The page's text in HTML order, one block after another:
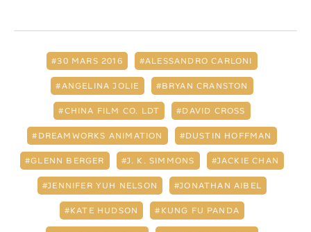
30 MARS 2016 ALESSANDRO CARLONI
ANGELINA JOLIE BRYAN CRANSTON
CHINA FILM CO. LDT DAVID CROSS
DREAMWORKS ANIMATION DUSTIN HOFFMAN
GLENN BERGER J. K. SIMMONS JACKIE CHAN
JENNIFER YUH NELSON JONATHAN AIBEL
KATE HUDSON KUNG FU PANDA